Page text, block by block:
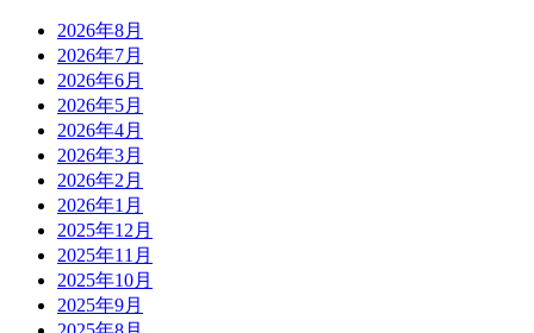
2026年8月
2026年7月
2026年6月
2026年5月
2026年4月
2026年3月
2026年2月
2026年1月
2025年12月
2025年11月
2025年10月
2025年9月